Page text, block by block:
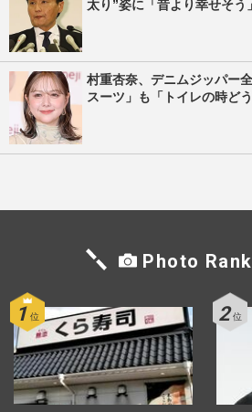
太り”姿に「昔より幸せそう
村重杏奈、デニムジッパー
スーツ」も「トイレの時ど
Photo